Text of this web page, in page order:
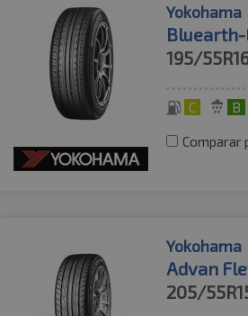
Yokohama
Bluearth-
195/
C B
Comparar
Yokohama
Advan
205/